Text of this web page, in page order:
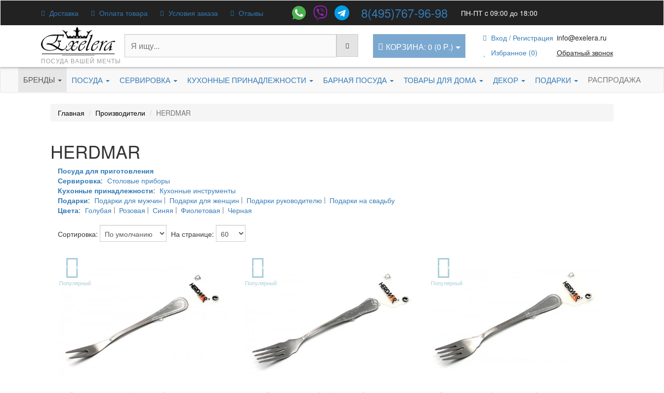
Доставка Оплата товара Условия заказа Отзывы 8(495)767-96-98 ПН-ПТ c 09:00 до 18:00
ПОСУДА ВАШЕЙ МЕЧТЫ
КОРЗИНА: 0 (0 Р.)
Вход / Регистрация
Избранное (0)
info@exelera.ru
Обратный звонок
БРЕНДЫ ПОСУДА СЕРВИРОВКА КУХОННЫЕ ПРИНАДЛЕЖНОСТИ БАРНАЯ ПОСУДА ТОВАРЫ ДЛЯ ДОМА ДЕКОР ПОДАРКИ РАСПРОДАЖА
Главная Производители HERDMAR
HERDMAR
Посуда для приготовления
Сервировка: Столовые приборы
Кухонные принадлежности: Кухонные инструменты
Подарки: Подарки для мужчин Подарки для женщин Подарки руководителю
Подарки на свадьбу
Цвета: Голубая Розовая Синяя Фиолетовая Черная
Сортировка: На странице:
TOP
Популярный
TOP
Популярный
TOP
Популярный